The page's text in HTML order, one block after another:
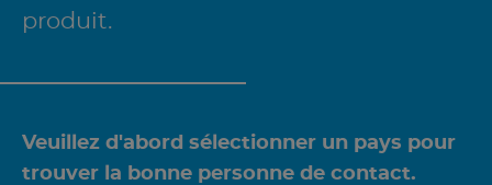
produit.
Veuillez d'abord sélectionner un pays pour
trouver la bonne personne de contact.